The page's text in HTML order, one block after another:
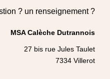
? un renseignement ?
MSA Calèche Dutrannois
27 bis rue Jules Taulet
7334 Villerot